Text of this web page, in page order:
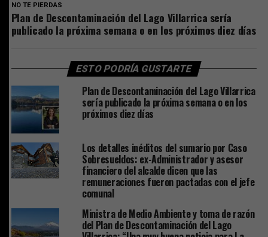
NO TE PIERDAS
Plan de Descontaminación del Lago Villarrica sería
publicado la próxima semana o en los próximos diez días
ESTO PODRÍA GUSTARTE
Plan de Descontaminación del Lago Villarrica
sería publicado la próxima semana o en los
próximos diez días
Los detalles inéditos del sumario por Caso
Sobresueldos: ex-Administrador y asesor
financiero del alcalde dicen que las
remuneraciones fueron pactadas con el jefe
comunal
Ministra de Medio Ambiente y toma de razón
del Plan de Descontaminación del Lago